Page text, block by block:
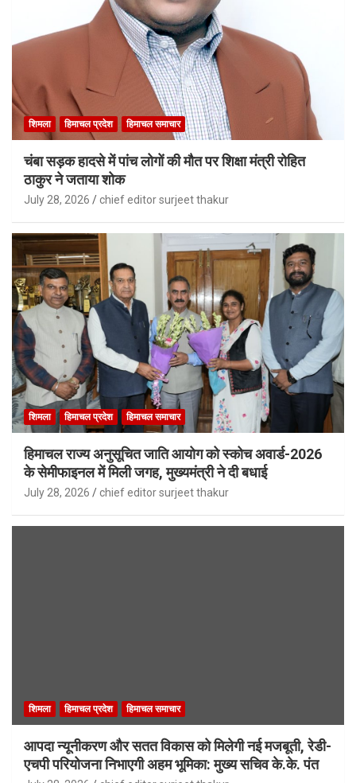
शिमला हिमाचल प्रदेश हिमाचल समाचार
चंबा सड़क हादसे में पांच लोगों की मौत पर शिक्षा मंत्री रोहित
ठाकुर ने जताया शोक
July 28, 2026 chief editor surjeet thakur
शिमला हिमाचल प्रदेश हिमाचल समाचार
हिमाचल राज्य अनुसूचित जाति आयोग को स्कोच अवार्ड-2026
के सेमीफाइनल में मिली जगह, मुख्यमंत्री ने दी बधाई
July 28, 2026 chief editor surjeet thakur
शिमला हिमाचल प्रदेश हिमाचल समाचार
आपदा न्यूनीकरण और सतत विकास को मिलेगी नई मजबूती, रेडी-
एचपी परियोजना निभाएगी अहम भूमिका: मुख्य सचिव के.के. पंत